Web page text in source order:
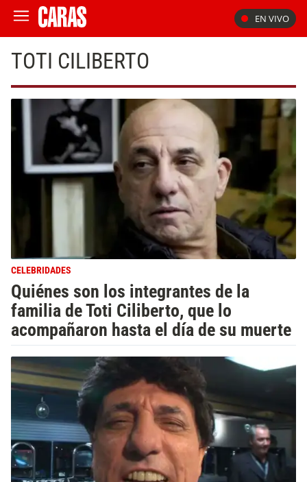
EN VIVO
TOTI CILIBERTO
CELEBRIDADES
Quiénes son los integrantes de la
familia de Toti Ciliberto, que lo
acompañaron hasta el día de su muerte